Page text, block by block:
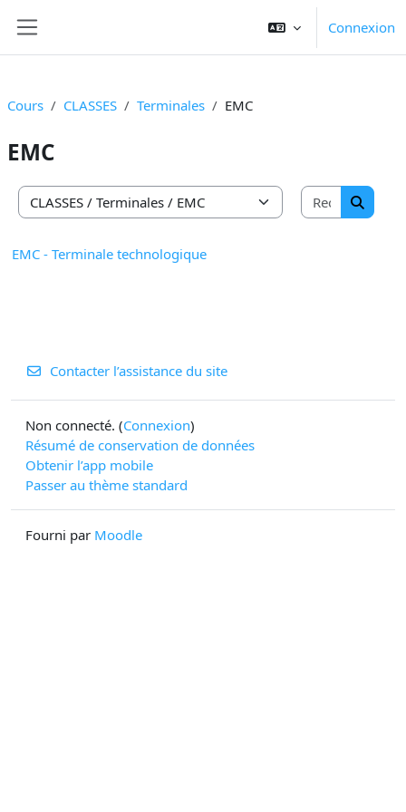
Connexion
Cours CLASSES Terminales EMC
EMC
Catégories de cours
EMC - Terminale technologique
Contacter l’assistance du site
Non connecté. (Connexion)
Résumé de conservation de données
Obtenir l’app mobile
Passer au thème standard
Fourni par Moodle